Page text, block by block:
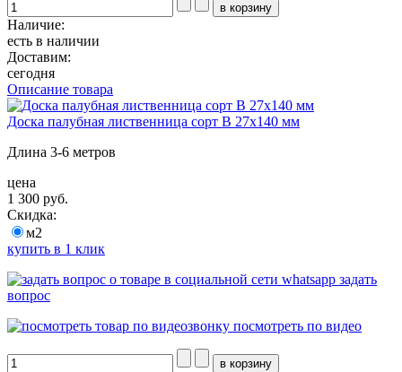
Наличие:
есть в наличии
Доставим:
сегодня
Описание товара
Доска палубная лиственница сорт В 27х140 мм
Длина 3-6 метров
цена
1 300 руб.
Скидка:
м2
купить в 1 клик
задать
вопрос
посмотреть по видео